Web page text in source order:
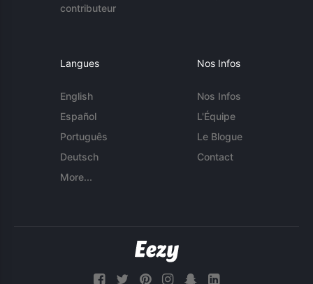
contributeur
Langues
English
Español
Português
Deutsch
More...
Nos Infos
Nos Infos
L'Équipe
Le Blogue
Contact